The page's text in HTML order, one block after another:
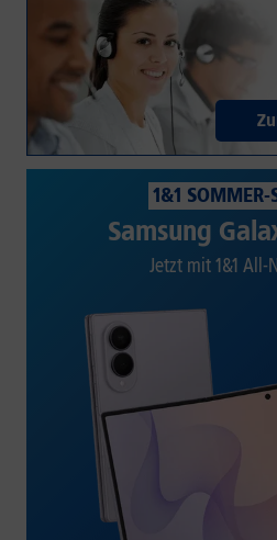
1&1 SOMMER-
Samsung
Jetzt mit 1&1 All-